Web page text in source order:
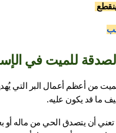
للميت في
ما قد يكون عليه.